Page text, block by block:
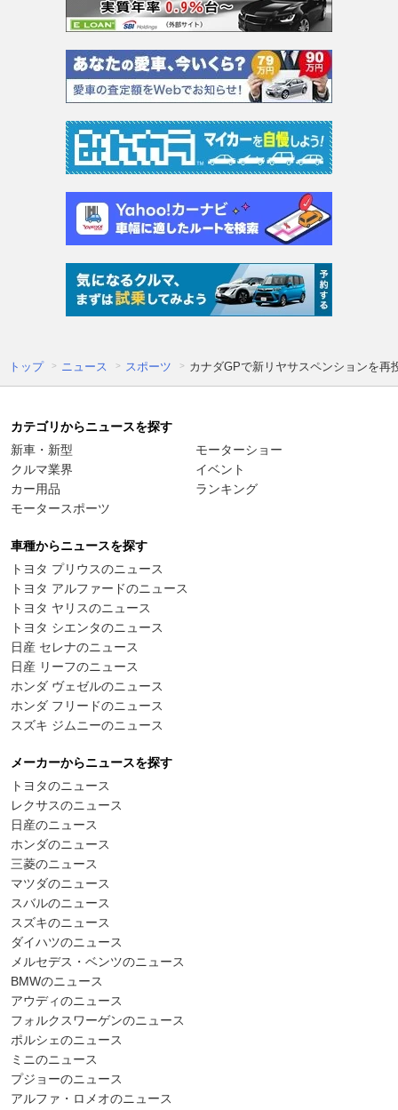
トップ ニュース スポーツ カナダGPで新リヤサスペンションを
カテゴリからニュースを探す
新車・新型
クルマ業界
カー用品
モータースポーツ
モーターショー
イベント
ランキング
車種からニュースを探す
トヨタ プリウスのニュース
トヨタ アルファードのニュース
トヨタ ヤリスのニュース
トヨタ シエンタのニュース
日産 セレナのニュース
日産 リーフのニュース
ホンダ ヴェゼルのニュース
ホンダ フリードのニュース
スズキ ジムニーのニュース
メーカーからニュースを探す
トヨタのニュース
レクサスのニュース
日産のニュース
ホンダのニュース
三菱のニュース
マツダのニュース
スバルのニュース
スズキのニュース
ダイハツのニュース
メルセデス・ベンツのニュース
BMWのニュース
アウディのニュース
フォルクスワーゲンのニュース
ポルシェのニュース
ミニのニュース
プジョーのニュース
アルファ・ロメオのニュース